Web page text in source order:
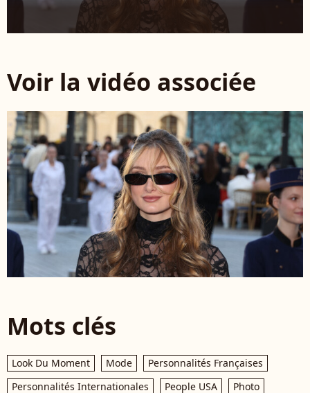
Voir la vidéo associée
Mots clés
Look Du Moment Mode
Personnalités Françaises
Personnalités Internationales
People USA Photo